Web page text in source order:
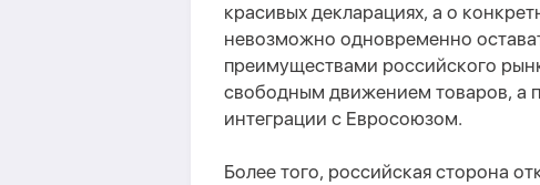
красивых декларациях, а о
невозможно одновременно
преимуществами российского
свободным движением товаров, а
интеграции с Евросоюзом.
Более того, российская сторона